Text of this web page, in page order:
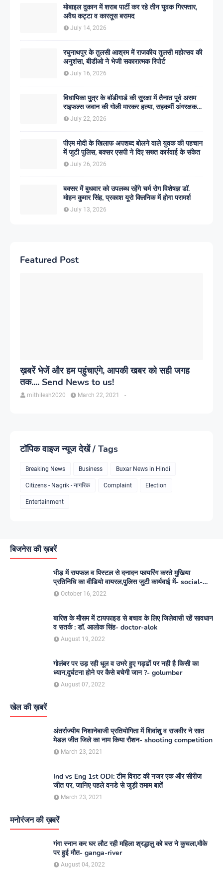
मोबाइल दुकान में शराब पार्टी कर रहे तीन युवक गिरफ्तार,
अवैध कट्टा व कारतूस बरामद
July 14, 2026
रघुनाथपुर के तुलसी आश्रम में राजकीय तुलसी महोत्सव की
अनुशंसा, बीडीओ ने भेजी सकारात्मक रिपोर्ट
July 16, 2026
विधायिका पुत्र के बॉडीगार्ड की सुरक्षा में तैनात पूर्व असम
राइफल्स जवान की गोली मारकर हत्या, सहकर्मी अंगरक्षक
गिरफ्तार
July 22, 2026
पीएम मोदी के खिलाफ अपशब्द बोलने वाले युवक की पहचान
में जुटी पुलिस, बक्सर एसपी ने दिए सख्त कार्रवाई के संकेत
July 26, 2026
बक्सर में बुधवार को उपलब्ध रहेंगे चर्म रोग विशेषज्ञ डॉ.
मोहन कुमार सिंह, प्रकाश यूरो क्लिनिक में होगा परामर्श
July 13, 2026
Featured Post
ख़बरें भेजें और हम पहुंचाएंगे, आपकी खबर को सही जगह
तक.... Send News to us!
mithilesh2020 -
March 22, 2021
टॉपिक वाइज न्यूज देखें / Tags
Breaking News Business Buxar News in Hindi
Citizens - Nagrik - नागरिक Complaint Election
Entertainment
बिजनेस की ख़बरें
भीड़ में रायफल व पिस्टल से दनादन फायरिंग करते मुखिया
प्रतिनिधि का वीडियो वायरल,पुलिस जुटी कार्यवाई में- social-
media
October 16, 2022
बारिश के मौसम में टायफाइड से बचाव के लिए जिलेवासी रहें सावधान
व सतर्क : डॉ. आलोक सिंह- doctor-alok
August 19, 2022
गोलंबर पर उड़ रही धूल व उभरे हुए गड्ढों पर नही है किसी का
ध्यान,दुर्घटना होने पर कैसे बचेगी जान ?- golumber
August 07, 2022
खेल की ख़बरें
अंतर्राज्यीय निशानेबाजी प्रतियोगिता में शिवांशु व राजवीर ने सात
मेडल जीत जिले का नाम किया रौशन- shooting competition
March 23, 2021
Ind vs Eng 1st ODI: टीम विराट की नजर एक और सीरीज
जीत पर, जानिए पहले वनडे से जुड़ी तमाम बातें
March 23, 2021
मनोरंजन की ख़बरें
गंगा स्नान कर घर लौट रही महिला श्रद्धालु को बस ने कुचला,मौके
पर हुई मौत- ganga-river
August 04, 2022